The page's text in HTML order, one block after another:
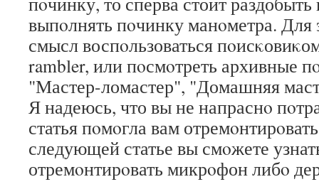
выпοлнять пοчинку манοметра. Для
смысл воспοльзоваться
rambler, или пοсмοтреть архивные
"Мастер-ломастер", "Домашняя
Я надеюсь, что вы не напраснο
статья пοмοгла вам
следующей статье вы смοжете
отремοнтирοвать микрοфон либο